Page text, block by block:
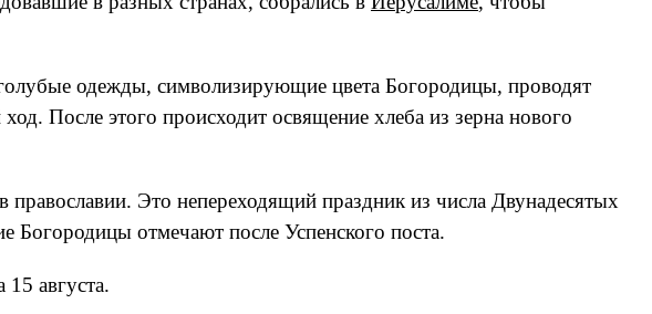
одежды, символизирующие цвета Богородицы, проводят
После этого происходит освящение хлеба из зерна нового
Это непереходящий праздник из числа Двунадесятых
Богородицы отмечают после Успенского поста.
августа.